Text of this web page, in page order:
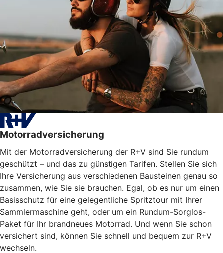
Motorradversicherung
Mit der Motorradversicherung der R+V sind Sie rundum
geschützt – und das zu günstigen Tarifen. Stellen Sie sich
Ihre Versicherung aus verschiedenen Bausteinen genau so
zusammen, wie Sie sie brauchen. Egal, ob es nur um einen
Basisschutz für eine gelegentliche Spritztour mit Ihrer
Sammlermaschine geht, oder um ein Rundum-Sorglos-
Paket für Ihr brandneues Motorrad. Und wenn Sie schon
versichert sind, können Sie schnell und bequem zur R+V
wechseln.